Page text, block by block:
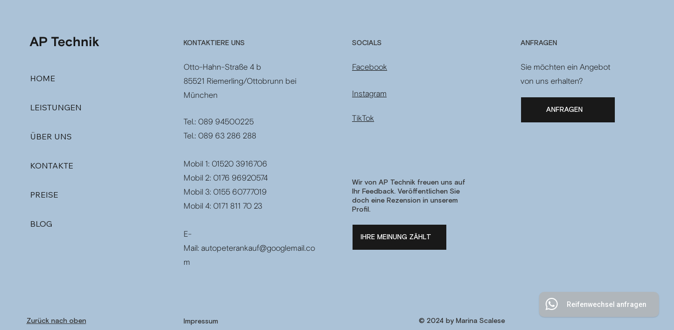
Reifenwechsel anfragen
AP Technik
HOME
LEISTUNGEN
ÜBER UNS
KONTAKTE
PREISE
BLOG
KONTAKTIERE UNS
Otto-Hahn-Straße 4 b
85521 Riemerling/Ottobrunn bei
München
Tel.: 089 94500225
Tel.: 089 63 286 288
Mobil 1: 01520 3916706
Mobil 2: 0176 96920574
Mobil 3: 0155 60777019
Mobil 4: 0171 811 70 23
E-
Mail: autopeterankauf@googlemail.co
m
SOCIALS
Facebook
Instagram
TikTok
Wir von AP Technik freuen uns auf
Ihr Feedback. Veröffentlichen Sie
doch eine Rezension in unserem
Profil.
IHRE MEINUNG ZÄHLT
ANFRAGEN
Sie möchten ein Angebot
von uns erhalten?
ANFRAGEN
Zurück nach oben Impressum © 2024 by Marina Scalese